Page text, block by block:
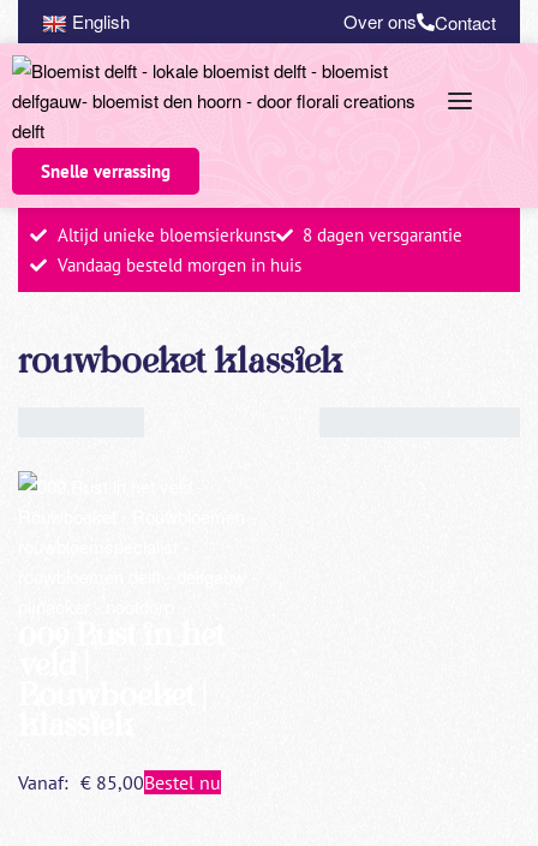
English Over ons Contact
Snelle verrassing
Altijd unieke bloemsierkunst
8 dagen versgarantie
Vandaag besteld morgen in huis
rouwboeket klassiek
Standaard
Vanaf: € 85,00Bestel nu